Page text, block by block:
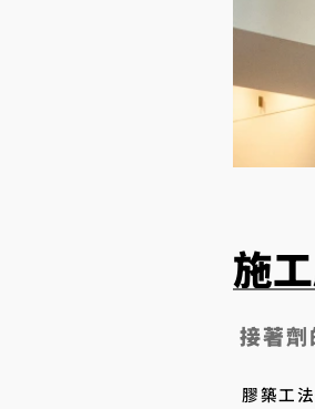
施
膠築工法
接著劑